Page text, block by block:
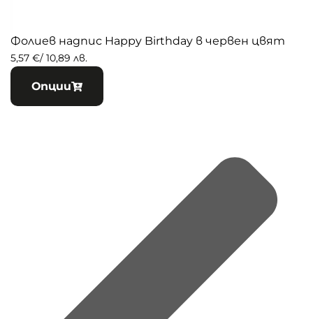
Фолиев надпис Happy Birthday в червен цвят
5,57 €/ 10,89 лв.
Опции